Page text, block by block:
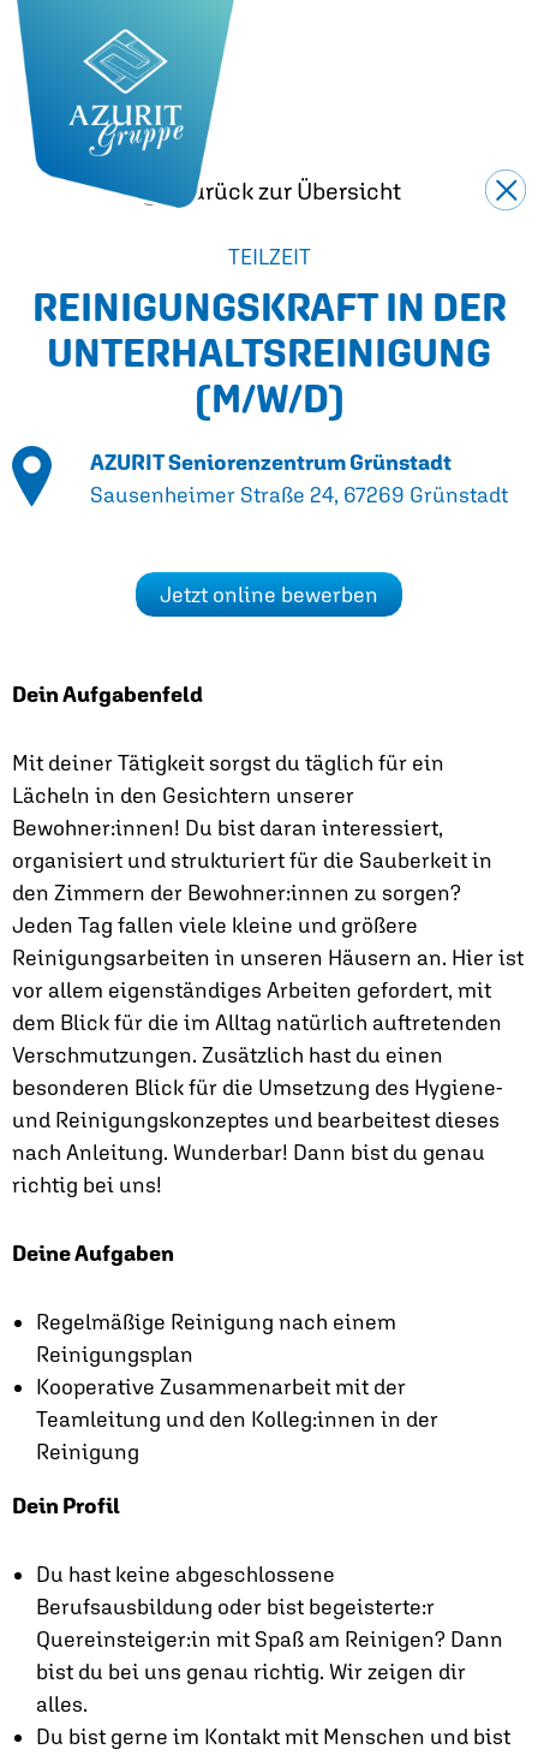
Zurück zur Übersicht
TEILZEIT
REINIGUNGSKRAFT IN DER
UNTERHALTS­REINIGUNG
(M/W/D)
AZURIT Seniorenzentrum Grünstadt
Sausenheimer Straße 24, 67269 Grünstadt
Jetzt online bewerben
Dein Aufgabenfeld
Mit deiner Tätigkeit sorgst du täglich für ein
Lächeln in den Gesichtern unserer
Bewohner:innen! Du bist daran interessiert,
organisiert und strukturiert für die Sauberkeit in
den Zimmern der Bewohner:innen zu sorgen?
Jeden Tag fallen viele kleine und größere
Reinigungsarbeiten in unseren Häusern an. Hier ist
vor allem eigenständiges Arbeiten gefordert, mit
dem Blick für die im Alltag natürlich auftretenden
Verschmutzungen. Zusätzlich hast du einen
besonderen Blick für die Umsetzung des Hygiene-
und Reinigungskonzeptes und bearbeitest dieses
nach Anleitung. Wunderbar! Dann bist du genau
richtig bei uns!
Deine Aufgaben
Regelmäßige Reinigung nach einem
Reinigungsplan
Kooperative Zusammenarbeit mit der
Teamleitung und den Kolleg:innen in der
Reinigung
Dein Profil
Du hast keine abgeschlossene
Berufsausbildung oder bist begeisterte:r
Quereinsteiger:in mit Spaß am Reinigen? Dann
bist du bei uns genau richtig. Wir zeigen dir
alles.
Du bist gerne im Kontakt mit Menschen und bist